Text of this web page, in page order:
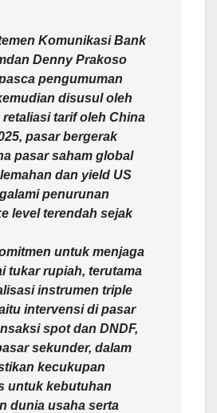
Komunikasi Bank
Denny Prakoso
pengumuman
disusul oleh
tarif oleh China
pasar bergerak
pasar saham global
dan yield US
penurunan
level terendah sejak
untuk menjaga
tukar rupiah, terutama
instrumen triple
intervensi di pasar
spot dan DNDF,
sekunder, dalam
kecukupan
untuk kebutuhan
dunia usaha serta